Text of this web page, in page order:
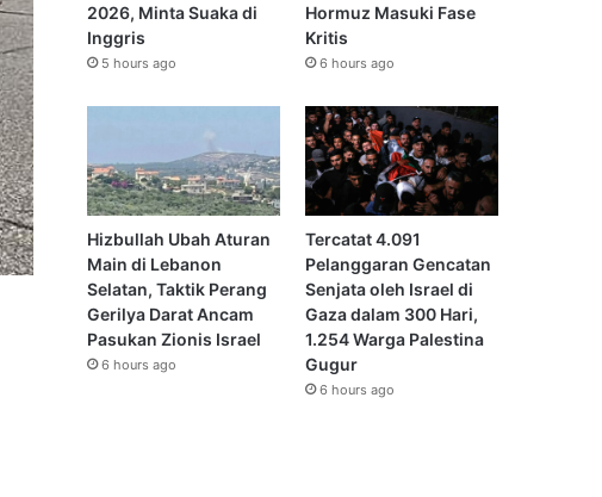
2026, Minta Suaka di
Inggris
5 hours ago
Hormuz Masuki Fase
Kritis
6 hours ago
Hizbullah Ubah Aturan
Main di Lebanon
Selatan, Taktik Perang
Gerilya Darat Ancam
Pasukan Zionis Israel
6 hours ago
Tercatat 4.091
Pelanggaran Gencatan
Senjata oleh Israel di
Gaza dalam 300 Hari,
1.254 Warga Palestina
Gugur
6 hours ago